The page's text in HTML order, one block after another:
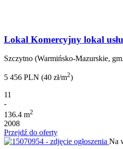
Lokal Komercyjny lokal
Szczytno (Warmińsko-Mazurskie,
5 456 PLN (40 zł/m2)
11
-
136.4 m2
2008
Przejdź do oferty
Na